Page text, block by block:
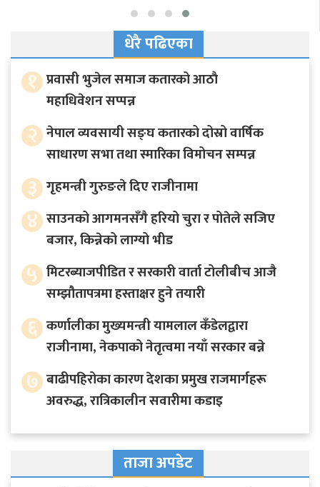
धेरै पढिएका
१ प्रवासी भुजेल समाज कतारको आठाै
महाधिवेशन सप्पन्न
२ नेपाल व्यवसायी सङ्घ कतारको दोस्रो वार्षिक
साधारण सभा तथा स्मारिका विमोचन सम्पन्न
३ गृहमन्त्री गुरुङले दिए राजीनामा
४ साउनको आगमनसँगै हरियो चुरा र पोतेले सजिए
बजार, किन्नेको लाग्यो भीड
५ मिटरब्याजपीडित र सरकारी वार्ता टोलीबीच आजै
सम्झौतापत्रमा हस्ताक्षर हुने तयारी
६ कर्णालीका मुख्यमन्त्री यामलाल कँडेलद्वारा
राजीनामा, नेकपाको नेतृत्वमा नयाँ सरकार बन्ने
७ बाढीपहिरोका कारण देशका प्रमुख राजमार्गहरू
अवरुद्ध, रात्रिकालीन सवारीमा कडाइ
ताजा अपडेट